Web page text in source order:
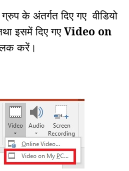
ग्रुप के अंतर्गत दिए गए वीडियो
इसमें दिए गएVideo on
करें।